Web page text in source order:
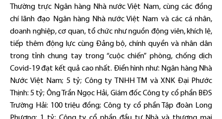
Thường trực Ngân hàng Nhà nước Việt Nam, cùng các đồng
chí lãnh đạo Ngân hàng Nhà nước Việt Nam và các cá nhân,
doanh nghiệp, cơ quan, tổ chức như nguồn động viên, khích lệ,
tiếp thêm động lực cùng Đảng bộ, chính quyền và nhân dân
trong tỉnh chung tay trong “cuộc chiến” phòng, chống dịch
Covid-19 đạt kết quả cao nhất. Điển hình như: Ngân hàng Nhà
Nước Việt Nam; 5 tỷ; Công ty TNHH TM và XNK Đại Phước
Thịnh: 5 tỷ; Ông Trần Ngọc Hải, Giám đốc Công ty cổ phần BĐS
Trường Hải: 100 triệu đồng; Công ty cổ phần Tập đoàn Long